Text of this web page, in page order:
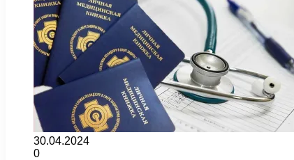
30.04.2024
0